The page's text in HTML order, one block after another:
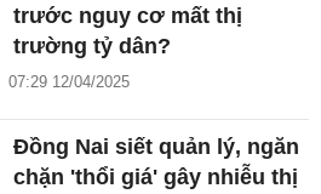
trước nguy cơ mất thị
trường tỷ dân?
07:29 12/04/2025
Đồng Nai siết quản lý, ngăn
chặn 'thổi giá' gây nhiễu thị